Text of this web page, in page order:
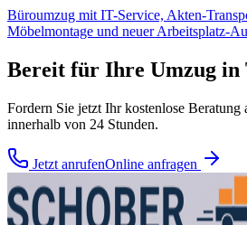
Büroumzug mit IT-Service, Akten-
Möbelmontage und neuer Arbeitsplatz-
Bereit für Ihre Umzug in
Fordern Sie jetzt Ihr kostenlose Beratung
innerhalb von 24 Stunden.
Jetzt anrufenOnline anfragen